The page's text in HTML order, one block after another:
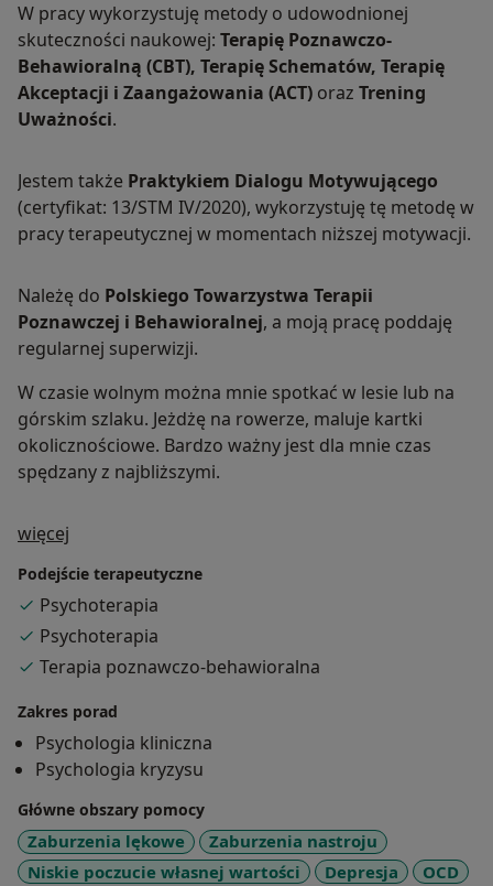
W pracy wykorzystuję metody o udowodnionej
skuteczności naukowej: Terapię Poznawczo-
Behawioralną (CBT), Terapię Schematów, Terapię
Akceptacji i Zaangażowania (ACT) oraz Trening
Uważności.
Jestem także Praktykiem Dialogu Motywującego
(certyfikat: 13/STM IV/2020), wykorzystuję tę metodę w
pracy terapeutycznej w momentach niższej motywacji.
Należę do Polskiego Towarzystwa Terapii
Poznawczej i Behawioralnej, a moją pracę poddaję
regularnej superwizji.
W czasie wolnym można mnie spotkać w lesie lub na
górskim szlaku. Jeżdżę na rowerze, maluje kartki
okolicznościowe. Bardzo ważny jest dla mnie czas
spędzany z najbliższymi.
więcej
Podejście terapeutyczne
Psychoterapia
Psychoterapia
Terapia poznawczo-behawioralna
Zakres porad
Psychologia kliniczna
Psychologia kryzysu
Główne obszary pomocy
Zaburzenia lękowe
Zaburzenia nastroju
Niskie poczucie własnej wartości
Depresja OCD